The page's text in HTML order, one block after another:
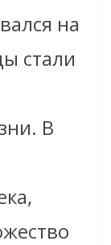
на
стали
В